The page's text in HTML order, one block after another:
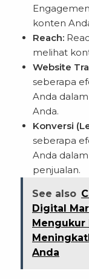
konten
Reach:
melihat
Website
seberapa
Anda
Anda.
Konversi
seberapa
Anda
penjualan.
See also
Digital
Mengukur
Anda